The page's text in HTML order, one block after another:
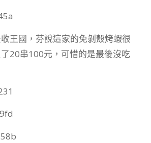
王國，芬說這家的免剝殼烤蝦很
20串100元，可惜的是最後沒吃